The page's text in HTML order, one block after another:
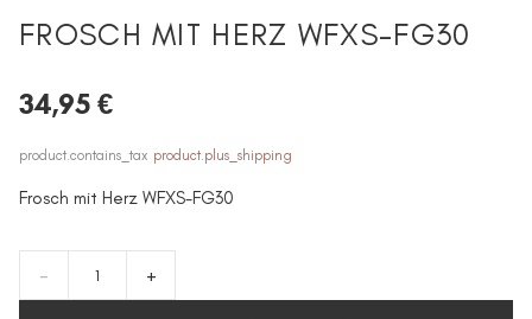
FROSCH MIT HERZ WFXS-FG30
34,95 €
product.contains_tax product.plus_shipping
Frosch mit Herz WFXS-FG30
- +